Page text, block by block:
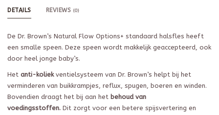
DETAILS REVIEWS (0)
De Dr. Brown’s Natural Flow Options+ standaard halsfles heeft
een smalle speen. Deze speen wordt makkelijk geaccepteerd, ook
door heel jonge baby’s.
Het anti-koliek ventielsysteem van Dr. Brown’s helpt bij het
verminderen van buikkrampjes, reflux, spugen, boeren en winden.
Bovendien draagt het bij aan het behoud van
voedingsstoffen. Dit zorgt voor een betere spijsvertering en